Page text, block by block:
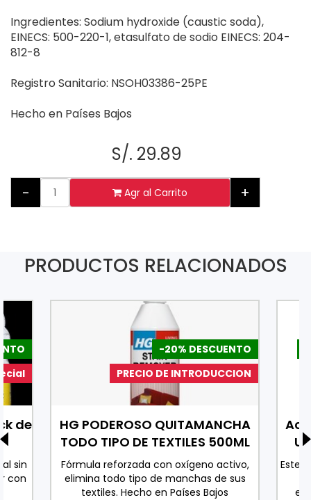
Ingredientes: Sodium hydroxide (caustic soda),
EINECS: 500-220-1, etasulfato de sodio EINECS: 204-
812-8
Registro Sanitario: NSOH03386-25PE
Hecho en Países Bajos
S/. 29.89
- Agr al Carrito +
PRODUCTOS RELACIONADOS
de
sin
con
-20% DESCUENTO
PRECIO DE INTRODUCCION
HG PODEROSO QUITAMANCHA
TODO TIPO DE TEXTILES 500ML
Fórmula reforzada con oxígeno activo,
elimina todo tipo de manchas de sus
textiles. Hecho en Países Bajos
Este